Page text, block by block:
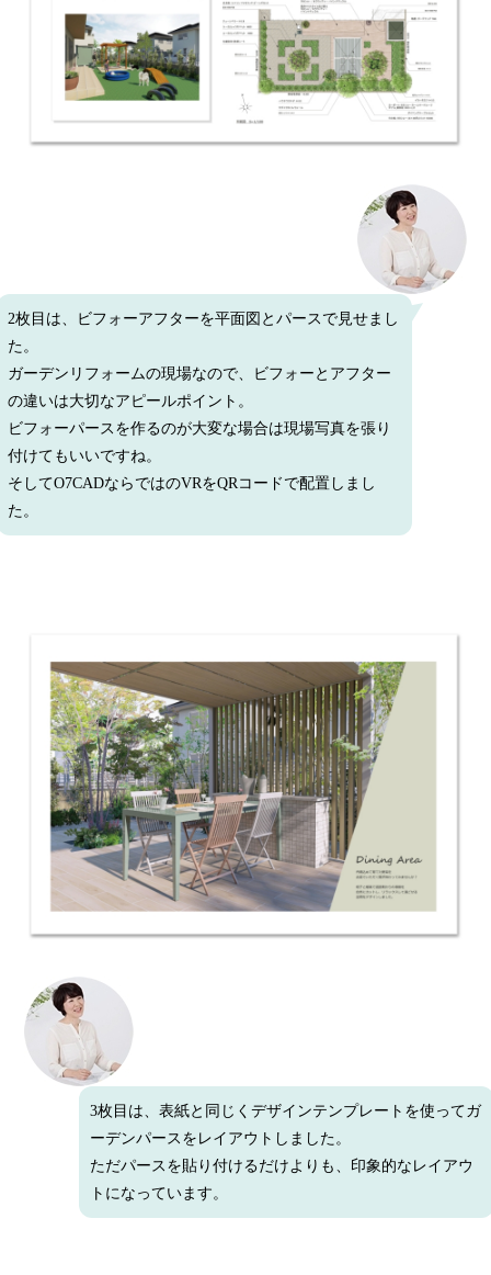
2枚目は、ビフォーアフターを平面図とパースで見せまし
た。
ガーデンリフォームの現場なので、ビフォーとアフター
の違いは大切なアピールポイント。
ビフォーパースを作るのが大変な場合は現場写真を張り
付けてもいいですね。
そしてO7CADならではのVRをQRコードで配置しまし
た。
3枚目は、表紙と同じくデザインテンプレートを使ってガ
ーデンパースをレイアウトしました。
ただパースを貼り付けるだけよりも、印象的なレイアウ
トになっています。